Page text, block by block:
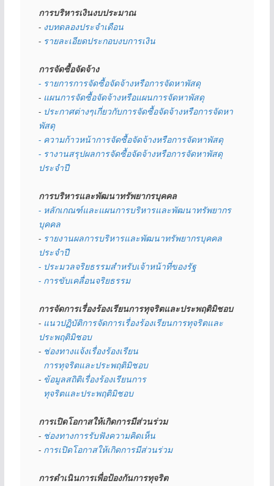
การบริหารเงินงบประมาณ
- งบทดลองประจำเดือน
- รายละเอียดประกอบงบการเงิน
การจัดซื้อจัดจ้าง
- รายการการจัดซื้อจัดจ้างหรือการจัดหาพัสดุ
- แผนการจัดซื้อจัดจ้างหรือแผนการจัดหาพัสดุ
- ประกาศต่างๆเกี่ยวกับการจัดซื้อจัดจ้างหรือการจัดหา
พัสดุ
- ความก้าวหน้าการจัดซื้อจัดจ้างหรือการจัดหาพัสดุ
- รางานสรุปผลการจัดซื้อจัดจ้างหรือการจัดหาพัสดุ
ประจำปี
การบริหารและพัฒนาทรัพยากรบุคคล
- หลักเกณฑ์และแผนการบริหารและพัฒนาทรัพยากร
บุคคล
- รายงานผลการบริหารและพัฒนาทรัพยากรบุคคล
ประจำปี
- ประมวลจริยธรรมสำหรับเจ้าหน้าที่ของรัฐ
- การขับเคลื่อนจริยธรรม
การจัดการเรื่องร้องเรียนการทุจริตและประพฤติมิชอบ
- แนวปฏิบัติการจัดการเรื่องร้องเรียนการทุจริตและ
ประพฤติมิชอบ
- ช่องทางแจ้งเรื่องร้องเรียน
  การทุจริตและประพฤติมิชอบ
- ข้อมูลสถิติเรื่องร้องเรียนการ
  ทุจริตและประพฤติมิชอบ
การเปิดโอกาสให้เกิดการมีส่วนร่วม
- ช่องทางการรับฟังความคิดเห็น
- การเปิดโอกาสให้เกิดการมีส่วนร่วม
การดำเนินการเพื่อป้องกันการทุจริต